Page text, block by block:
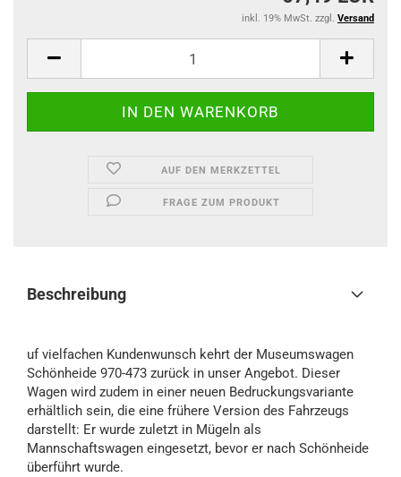
inkl. 19% MwSt. zzgl. Versand
AUF DEN MERKZETTEL
FRAGE ZUM PRODUKT
Beschreibung
uf vielfachen Kundenwunsch kehrt der Museumswagen
Schönheide 970-473 zurück in unser Angebot. Dieser
Wagen wird zudem in einer neuen Bedruckungsvariante
erhältlich sein, die eine frühere Version des Fahrzeugs
darstellt: Er wurde zuletzt in Mügeln als
Mannschaftswagen eingesetzt, bevor er nach Schönheide
überführt wurde.